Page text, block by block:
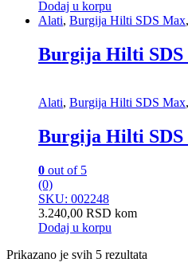
Dodaj u korpu
Alati, Burgija Hilti SDS Max,
Burgija Hilti SDS
Alati, Burgija Hilti SDS Max,
Burgija Hilti SDS
0 out of 5
(0)
SKU: 002248
3.240,00 RSD kom
Dodaj u korpu
Prikazano je svih 5 rezultata